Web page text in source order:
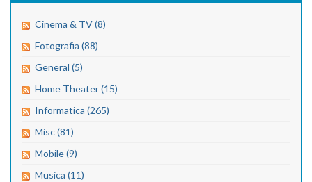
Cinema & TV (8)
Fotografia (88)
General (5)
Home Theater (15)
Informatica (265)
Misc (81)
Mobile (9)
Musica (11)